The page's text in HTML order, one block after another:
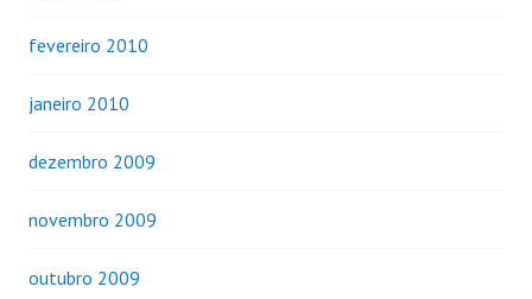
fevereiro 2010
janeiro 2010
dezembro 2009
novembro 2009
outubro 2009